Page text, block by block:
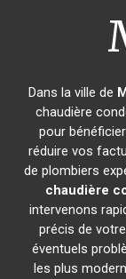
Dans la ville de
chaudière
pour
réduire vos
de plombiers
chaudière
intervenons
précis de
éventuels
les plus